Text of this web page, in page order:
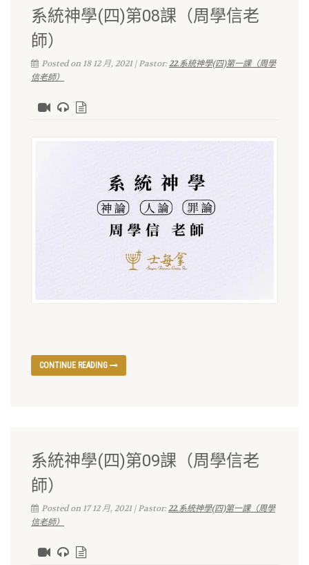
系統神學(四)第08課（周學信老
師）
Posted on 18 12 月, 2021 | Pastor:22.系統神學(四)第一課（周學
信老師）
CONTINUE READING
系統神學(四)第09課（周學信老
師）
Posted on 17 12 月, 2021 | Pastor:22.系統神學(四)第一課（周學
信老師）